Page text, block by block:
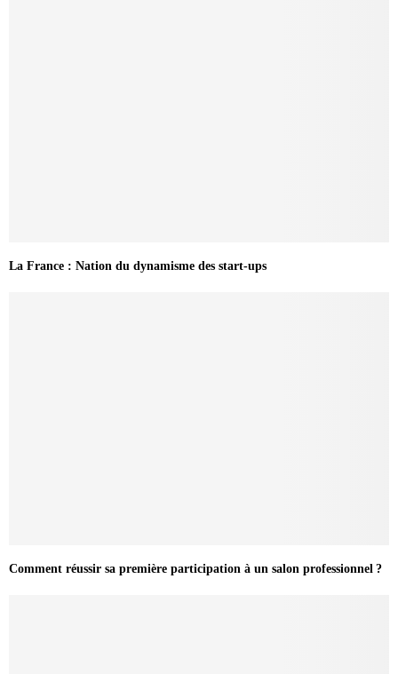
La France : Nation du dynamisme des start-ups
Comment réussir sa première participation à un salon professionnel ?